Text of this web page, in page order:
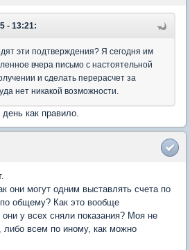
- 13:21:
эти подтверждения? Я сегодня им
вчера письмо с настоятельной
и сделать перерасчет за
нет никакой возможности.
как правило.
они могут одним выставлять счета по
общему? Как это вообще
у всех сняли показания? Моя не
либо всем по иному, как можно